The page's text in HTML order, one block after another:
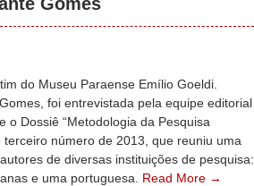
do Museu Paraense Emílio Goeldi.
foi entrevistada pela equipe editorial
o Dossiê “Metodologia da Pesquisa
terceiro número de 2013, que reuniu uma
de diversas instituições de pesquisa:
e uma portuguesa. Read More →